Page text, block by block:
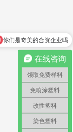
在线咨询
领取免费样料
免喷涂塑料
改性塑料
染色塑料
你们是奇美的合资企业吗